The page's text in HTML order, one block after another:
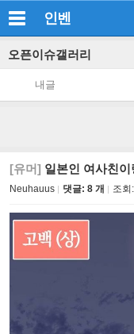
인벤
오픈이슈갤러리
내글
[유머] 일본인 여사친
Neuhauus 댓글: 8 개 조회: